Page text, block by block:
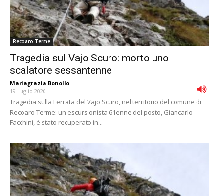
Recoaro Terme
Tragedia sul Vajo Scuro: morto uno
scalatore sessantenne
Mariagrazia Bonollo -
19 Luglio 2020
Tragedia sulla Ferrata del Vajo Scuro, nel territorio del comune di
Recoaro Terme: un escursionista 61enne del posto, Giancarlo
Facchini, è stato recuperato in...